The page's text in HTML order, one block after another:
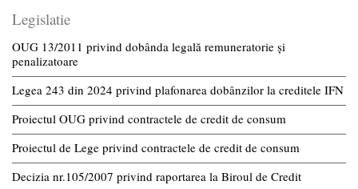
Legislatie
OUG 13/2011 privind dobânda legală remuneratorie și
penalizatoare
Legea 243 din 2024 privind plafonarea dobânzilor la creditele IFN
Proiectul OUG privind contractele de credit de consum
Proiectul de Lege privind contractele de credit de consum
Decizia nr.105/2007 privind raportarea la Biroul de Credit